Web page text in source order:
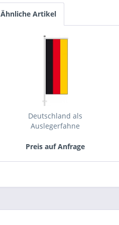
Ähnliche Artikel
Deutschland als
Auslegerfahne
Preis auf Anfrage